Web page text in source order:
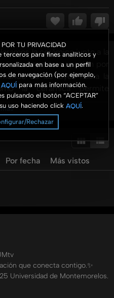
TU PRIVACIDAD
terceros para fines analíticos y
en base a un perfil
de navegación (por ejemplo,
AQUÍ para más información.
pulsando el botón “ACEPTAR”
uso haciendo click AQUÍ.
Rechazar
la cerámica junto a la
comparte su pasión por
de las leyes hacia la
la cerámica permite
espirituales, actuando
el evangelio. La obra se
y el video enfatiza la
de la arcilla, y se
se integran con la
Por fecha
Más vistos
que conecta contigo.✨
Universidad de Montemorelos.